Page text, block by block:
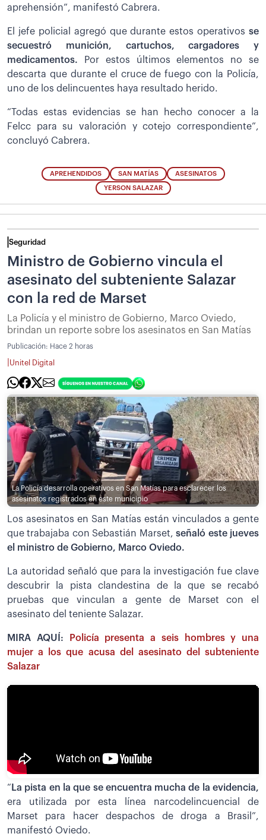
aprehensión”, manifestó Cabrera.
El jefe policial agregó que durante estos operativos se
secuestró munición, cartuchos, cargadores y
medicamentos. Por estos últimos elementos no se
descarta que durante el cruce de fuego con la Policía,
uno de los delincuentes haya resultado herido.
“Todas estas evidencias se han hecho conocer a la
Felcc para su valoración y cotejo correspondiente”,
concluyó Cabrera.
APREHENDIDOS SAN MATÍAS ASESINATOS
YERSON SALAZAR
Seguridad
Ministro de Gobierno vincula el
asesinato del subteniente Salazar
con la red de Marset
La Policía y el ministro de Gobierno, Marco Oviedo,
brindan un reporte sobre los asesinatos en San Matías
Publicación: Hace 2 horas
Unitel Digital
La Policía desarrolla operativos en San Matías para esclarecer los
asesinatos registrados en este municipio
Los asesinatos en San Matías están vinculados a gente
que trabajaba con Sebastián Marset,señaló este jueves
el ministro de Gobierno, Marco Oviedo.
La autoridad señaló que para la investigación fue clave
descubrir la pista clandestina de la que se recabó
pruebas que vinculan a gente de Marset con el
asesinato del teniente Salazar.
MIRA AQUÍ:
Policía presenta a seis hombres y una
mujer a los que acusa del asesinato del subteniente
Salazar
“ La pista en la que se encuentra mucha de la evidencia,
era utilizada por esta línea narcodelincuencial de
Marset para hacer despachos de droga a Brasil”,
manifestó Oviedo.